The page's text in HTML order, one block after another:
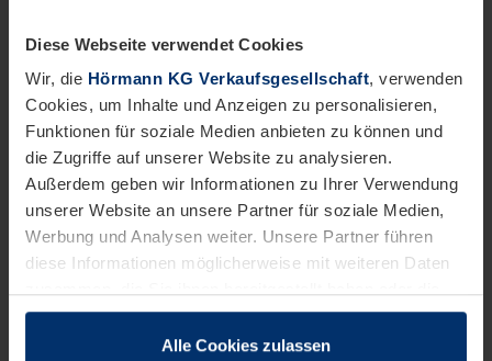
Diese Webseite verwendet Cookies
Wir, die Hörmann KG Verkaufsgesellschaft, verwenden
Cookies, um Inhalte und Anzeigen zu personalisieren,
Funktionen für soziale Medien anbieten zu können und
die Zugriffe auf unserer Website zu analysieren.
Außerdem geben wir Informationen zu Ihrer Verwendung
unserer Website an unsere Partner für soziale Medien,
Werbung und Analysen weiter. Unsere Partner führen
diese Informationen möglicherweise mit weiteren Daten
sie im Rahmen Ihrer Nutzung der Dienste gesammelt
Alle Cookies zulassen